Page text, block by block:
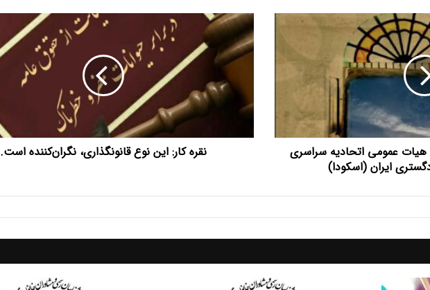
هیات عمومی اتحادیه سراسری
ایران (اسکودا)
نقره‌
کار:
این
نگران‌کننده
است.
نقره‌ کار: این نوع قانونگذاری، نگران‌کننده است.